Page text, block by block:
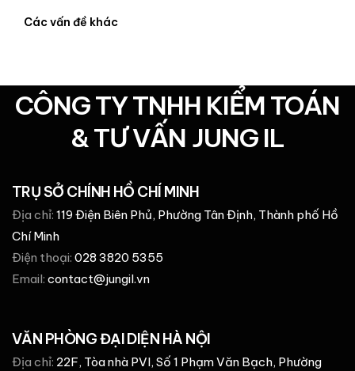
Các vấn đề khác
CÔNG TY TNHH KIỂM TOÁN
& TƯ VẤN JUNG IL
TRỤ SỞ CHÍNH HỒ CHÍ MINH
Địa chỉ: 119 Điện Biên Phủ, Phường Tân Định, Thành phố Hồ
Chí Minh
Điện thoại: 028 3820 5355
Email: contact@jungil.vn
VĂN PHÒNG ĐẠI DIỆN HÀ NỘI
Địa chỉ: 22F, Tòa nhà PVI, Số 1 Phạm Văn Bạch, Phường